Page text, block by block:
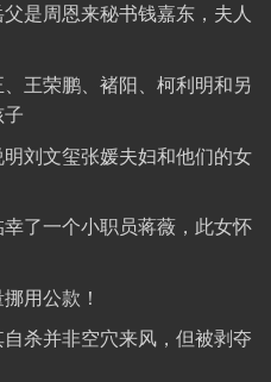
是周恩来秘书钱嘉东，夫人
王荣鹏、褚阳、柯利明和另
刘文玺张媛夫妇和他们的女
了一个小职员蒋薇，此女怀
用公款！
杀并非空穴来风，但被剥夺